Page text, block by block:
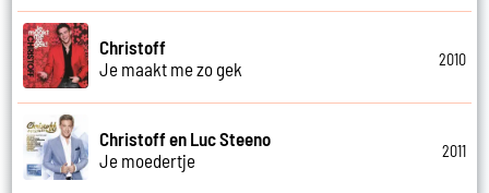
Christoff
Je maakt me zo gek
2010
Christoff en Luc Steeno
Je moedertje
2011